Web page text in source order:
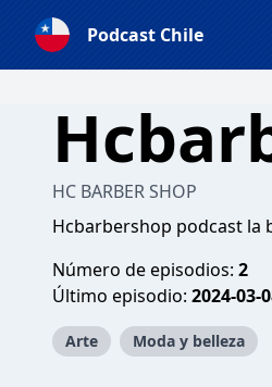
Podcast Chile
HC BARBER SHOP
Hcbarbershop podcast la
Número de episodios: 2
Último episodio: 2024-03-
Arte Moda y belleza